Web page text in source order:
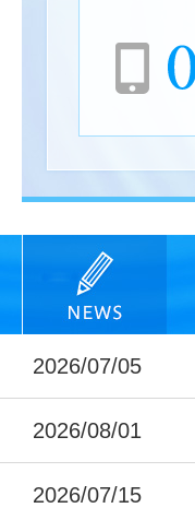
2026/07/05
2026/08/01
2026/07/15